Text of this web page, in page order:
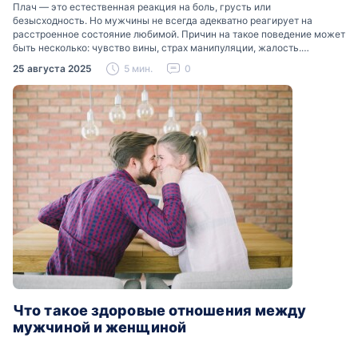
Плач — это естественная реакция на боль, грусть или
безысходность. Но мужчины не всегда адекватно реагирует на
расстроенное состояние любимой. Причин на такое поведение может
быть несколько: чувство вины, страх манипуляции, жалость.
Разобраться, почему мужчины боятся женских слез, помогут советы
психологов…
25 августа 2025 5 мин. 0
Что такое здоровые отношения между
мужчиной и женщиной